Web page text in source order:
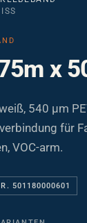
x
540 µm
für
VOC-arm.